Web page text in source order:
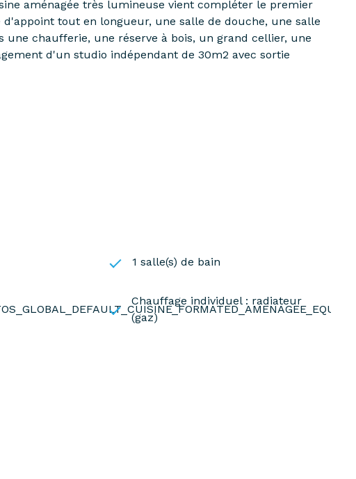
aménagée très lumineuse vient compléter le premier
tout en longueur, une salle de douche, une salle
chaufferie, une réserve à bois, un grand cellier, une
d'un studio indépendant de 30m2 avec sortie
1 salle(s) de bain
Chauffage individuel : radiateur
(gaz)